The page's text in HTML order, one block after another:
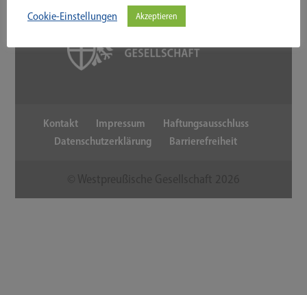
Kontakt Impressum
Haftungsausschluss
Datenschutzerklärung
Barrierefreiheit
Cookie-Einstellungen
Akzeptieren